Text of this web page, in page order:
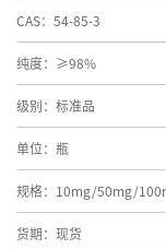
CAS：54-85-3
纯度：≥98%
级别：标准品
单位：瓶
规格：10mg/50mg/
货期：现货